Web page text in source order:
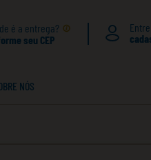
é a entrega?
seu CEP
NÓS